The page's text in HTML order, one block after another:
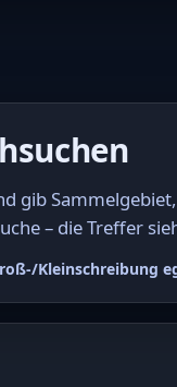
gib
– die Treffer
Kleinschreibung